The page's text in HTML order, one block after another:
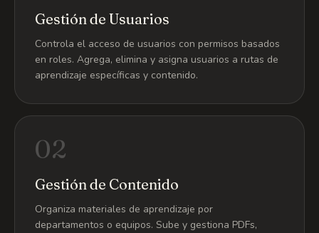
Gestión de Usuarios
Controla el acceso de usuarios con permisos basados
en roles. Agrega, elimina y asigna usuarios a rutas de
aprendizaje específicas y contenido.
02
Gestión de Contenido
Organiza materiales de aprendizaje por
departamentos o equipos. Sube y gestiona PDFs,